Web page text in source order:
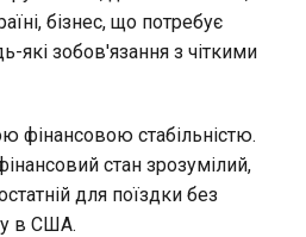
бізнес, що потребує
які зобов'язання з чіткими
фінансовою стабільністю.
стан зрозумілий,
для поїздки без
в США.